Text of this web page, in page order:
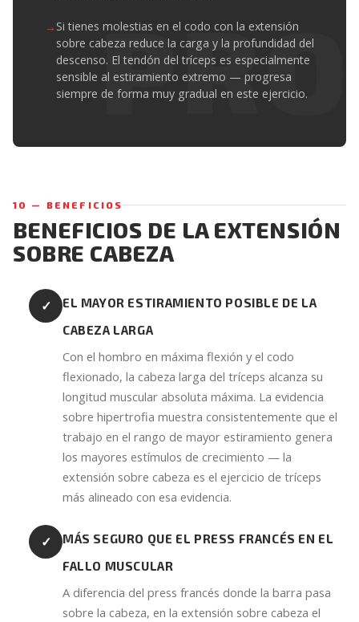
Si tienes molestias en el codo con la extensión
sobre cabeza reduce la carga y la profundidad del
descenso. El tendón del tríceps es especialmente
sensible al estiramiento extremo — progresa
siempre de forma muy gradual en este ejercicio.
10 — BENEFICIOS
BENEFICIOS DE LA EXTENSIÓN
SOBRE CABEZA
✓
EL MAYOR ESTIRAMIENTO POSIBLE DE LA
CABEZA LARGA
Con el hombro en máxima flexión y el codo
flexionado, la cabeza larga del tríceps alcanza su
longitud muscular absoluta máxima. La evidencia
sobre hipertrofia muestra consistentemente que el
trabajo en el rango de mayor estiramiento genera
los mayores estímulos de crecimiento — la
extensión sobre cabeza es el ejercicio de tríceps
más alineado con esa evidencia.
✓
MÁS SEGURO QUE EL PRESS FRANCÉS EN EL
FALLO MUSCULAR
A diferencia del press francés donde la barra pasa
sobre la cabeza, en la extensión sobre cabeza el